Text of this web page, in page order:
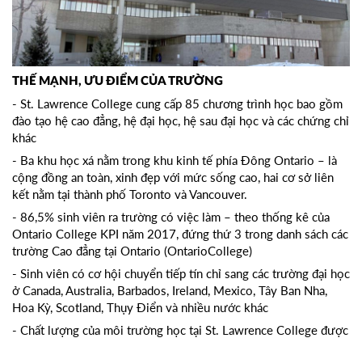
THẾ MẠNH, ƯU ĐIỂM CỦA TRƯỜNG
- St. Lawrence College cung cấp 85 chương trình học bao gồm
đào tạo hệ cao đẳng, hệ đại học, hệ sau đại học và các chứng chỉ
khác
- Ba khu học xá nằm trong khu kinh tế phía Đông Ontario – là
cộng đồng an toàn, xinh đẹp với mức sống cao, hai cơ sở liên
kết nằm tại thành phố Toronto và Vancouver.
- 86,5% sinh viên ra trường có việc làm – theo thống kê của
Ontario College KPI năm 2017, đứng thứ 3 trong danh sách các
trường Cao đẳng tại Ontario (OntarioCollege)
- Sinh viên có cơ hội chuyển tiếp tín chỉ sang các trường đại học
ở Canada, Australia, Barbados, Ireland, Mexico, Tây Ban Nha,
Hoa Kỳ, Scotland, Thụy Điển và nhiều nước khác
- Chất lượng của môi trường học tại St. Lawrence College được